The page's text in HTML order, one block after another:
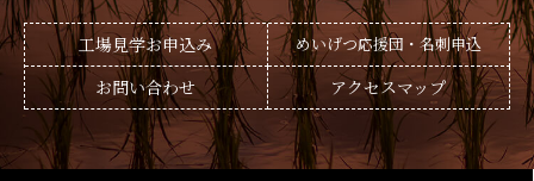
工場見学お申込み めいげつ応援団・名刺申込
お問い合わせ アクセスマップ